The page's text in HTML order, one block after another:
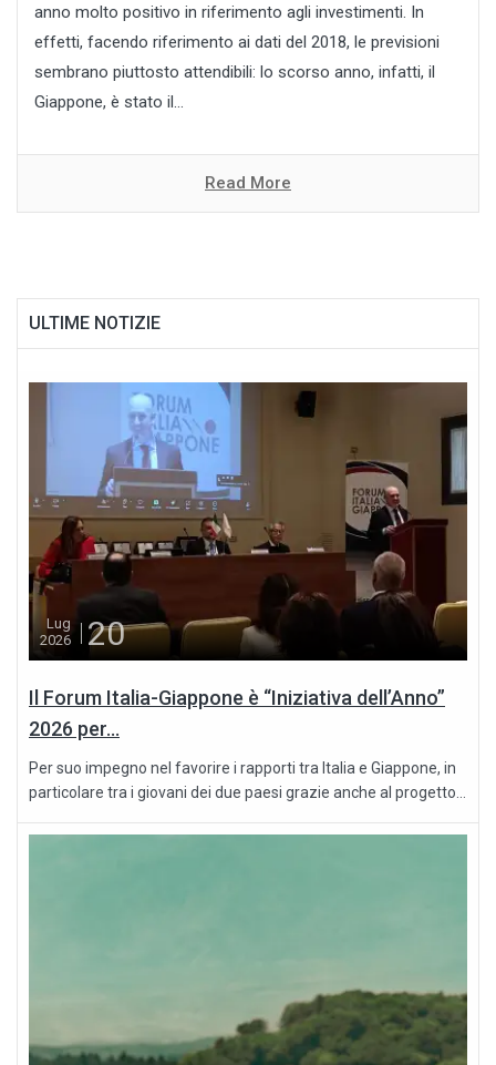
anno molto positivo in riferimento agli investimenti. In
effetti, facendo riferimento ai dati del 2018, le previsioni
sembrano piuttosto attendibili: lo scorso anno, infatti, il
Giappone, è stato il...
Read More
ULTIME NOTIZIE
Lug
2026
20
Il Forum Italia-Giappone è “Iniziativa dell’Anno”
2026 per...
Per suo impegno nel favorire i rapporti tra Italia e Giappone, in
particolare tra i giovani dei due paesi grazie anche al progetto...